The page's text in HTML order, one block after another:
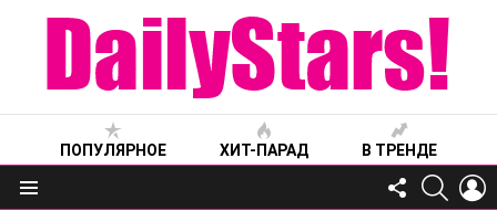
ПОПУЛЯРНОЕ ХИТ-ПАРАД В ТРЕНДЕ
Меню
FOLLOW
US